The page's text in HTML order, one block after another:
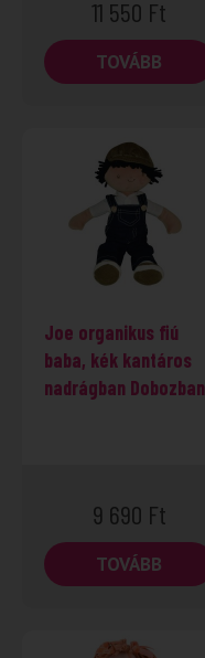
11 550 Ft
TOVÁBB
Joe organikus fiú
baba, kék kantáros
nadrágban Dobozban
9 690 Ft
TOVÁBB